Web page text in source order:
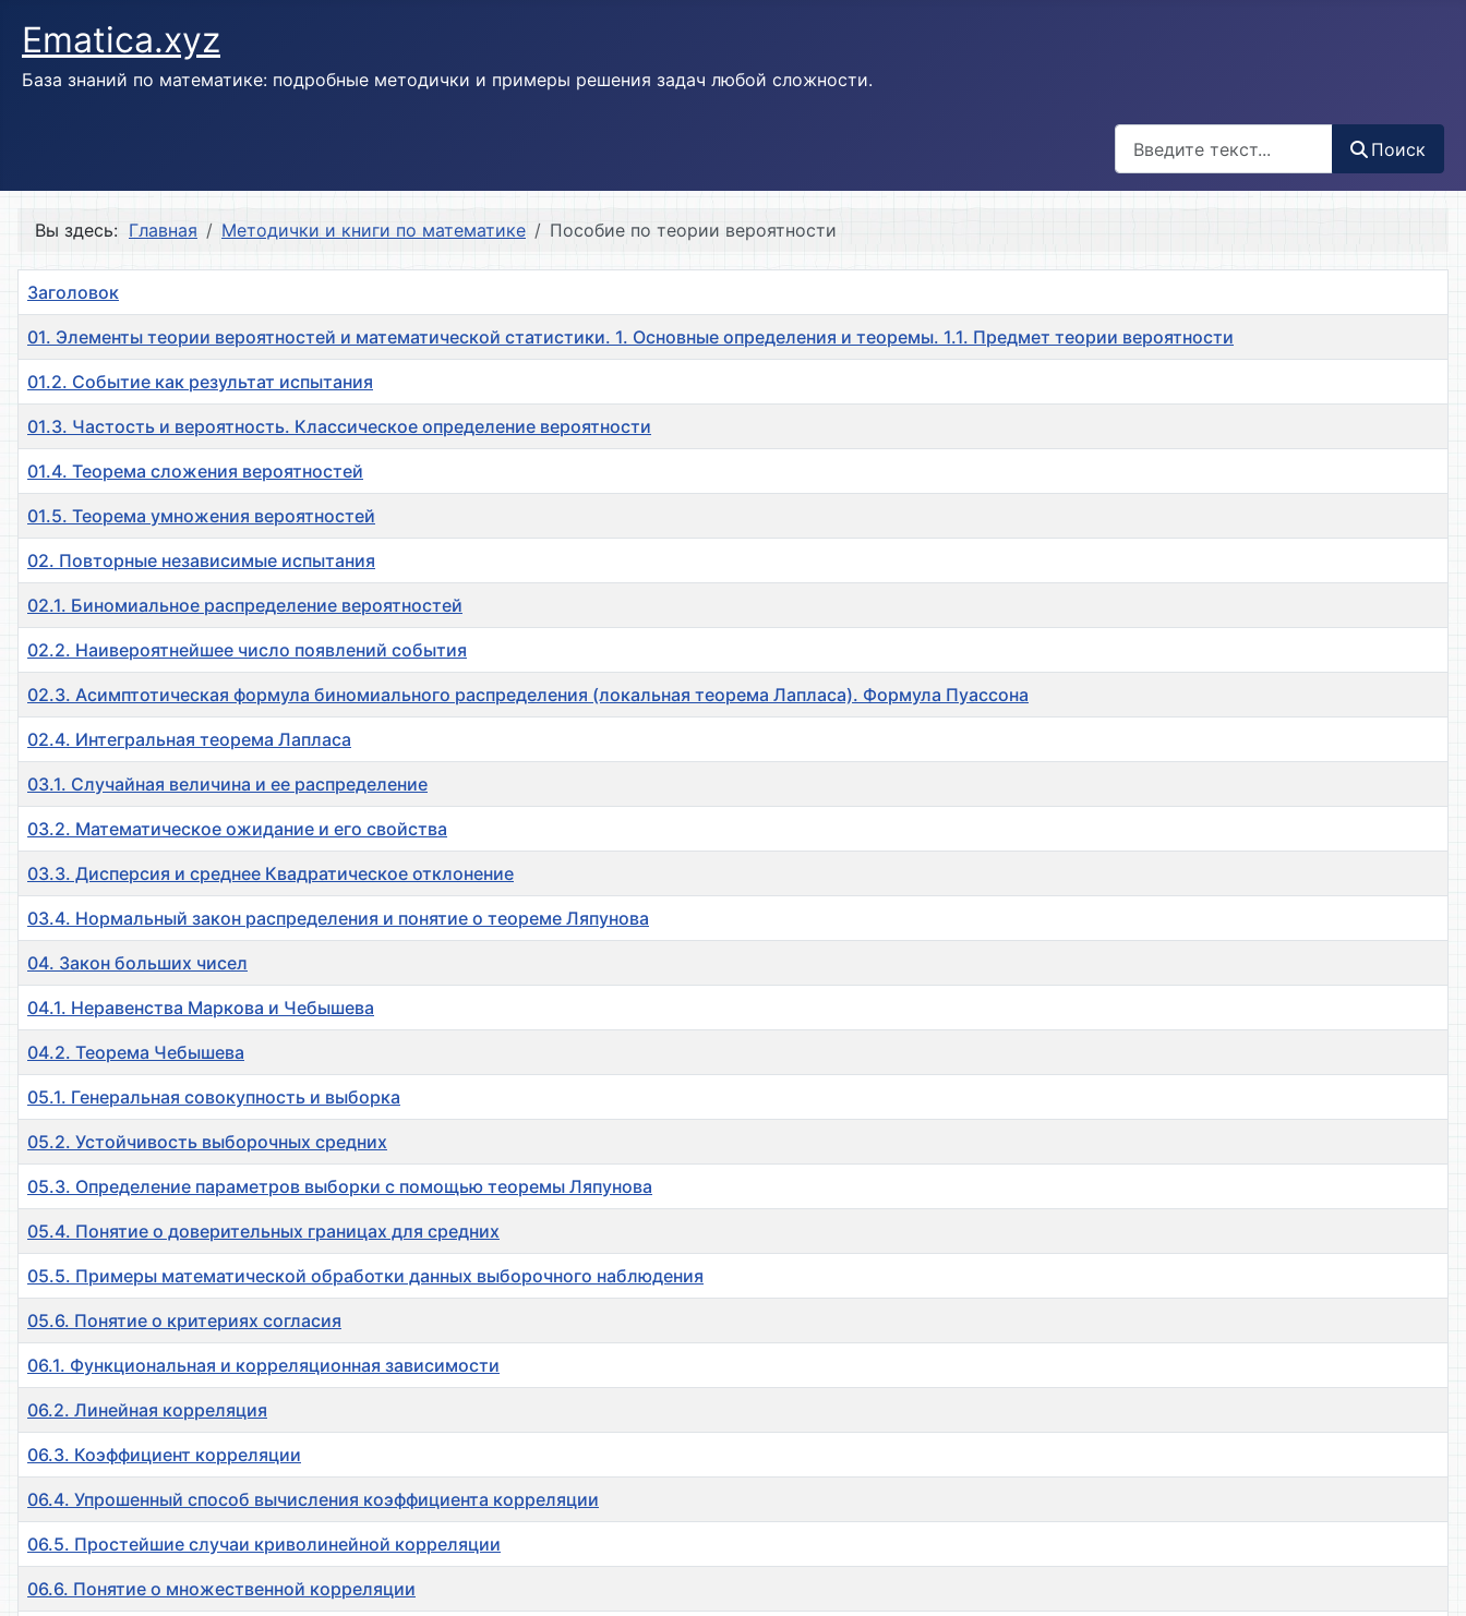
Ematica.xyz
База знаний по математике: подробные методички и примеры решения задач любой сложности.
Поиск
Вы здесь: Главная Методички и книги по математике Пособие по теории вероятности
Заголовок
01. Элементы теории вероятностей и математической статистики. 1. Основные определения и теоремы. 1.1. Предмет теории вероятности
01.2. Событие как результат испытания
01.3. Частость и вероятность. Классическое определение вероятности
01.4. Теорема сложения вероятностей
01.5. Теорема умножения вероятностей
02. Повторные независимые испытания
02.1. Биномиальное распределение вероятностей
02.2. Наивероятнейшее число появлений события
02.3. Асимптотическая формула биномиального распределения (локальная теорема Лапласа). Формула Пуассона
02.4. Интегральная теорема Лапласа
03.1. Случайная величина и ее распределение
03.2. Математическое ожидание и его свойства
03.3. Дисперсия и среднее Квадратическое отклонение
03.4. Нормальный закон распределения и понятие о теореме Ляпунова
04. Закон больших чисел
04.1. Неравенства Маркова и Чебышева
04.2. Теорема Чебышева
05.1. Генеральная совокупность и выборка
05.2. Устойчивость выборочных средних
05.3. Определение параметров выборки с помощью теоремы Ляпунова
05.4. Понятие о доверительных границах для средних
05.5. Примеры математической обработки данных выборочного наблюдения
05.6. Понятие о критериях согласия
06.1. Функциональная и корреляционная зависимости
06.2. Линейная корреляция
06.3. Коэффициент корреляции
06.4. Упрошенный способ вычисления коэффициента корреляции
06.5. Простейшие случаи криволинейной корреляции
06.6. Понятие о множественной корреляции